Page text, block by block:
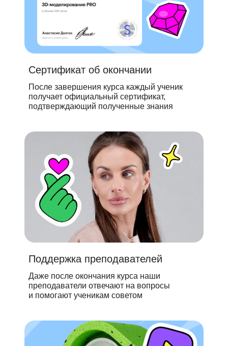
Сертификат об окончании
После завершения курса каждый ученик
получает официальный сертификат,
подтверждающий полученные знания
Поддержка преподавателей
Даже после окончания курса наши
преподаватели отвечают на вопросы
и помогают ученикам советом